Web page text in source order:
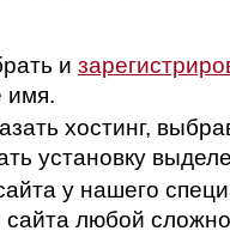
и
имя.
хостинг,
установку
у нашего
любой